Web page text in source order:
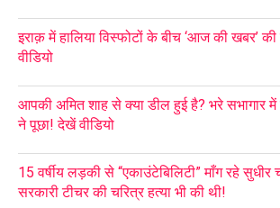
इराक़ में हालिया विस्फोटों के बीच ‘आज की खबर’ की
वीडियो
आपकी अमित शाह से क्या डील हुई है? भरे सभागार में
ने पूछा! देखें वीडियो
15 वर्षीय लड़की से “एकाउंटेबिलिटी” माँग रहे सुधीर
सरकारी टीचर की चरित्र हत्या भी की थी!